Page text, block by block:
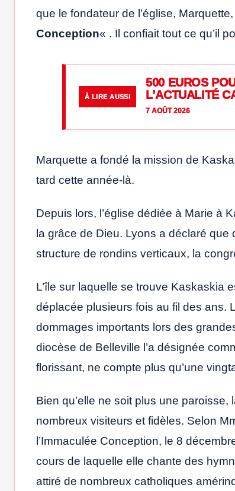
que le fondateur de l’église,
Conception« . Il confiait tout ce qu’il
À LIRE AUSSI
500 EUROS
L’ACTUALITÉ
7 AOÛT 2026
Marquette a fondé la mission de
tard cette année-là.
Depuis lors, l’église dédiée à Marie à
la grâce de Dieu. Lyons a déclaré que
structure de rondins verticaux, la
L’île sur laquelle se trouve Kaskaskia
déplacée plusieurs fois au fil des ans.
dommages importants lors des
diocèse de Belleville l’a désignée
florissant, ne compte plus qu’une
Bien qu’elle ne soit plus une
nombreux visiteurs et fidèles. Selon
l’Immaculée Conception, le 8
cours de laquelle elle chante des
attiré de nombreux catholiques